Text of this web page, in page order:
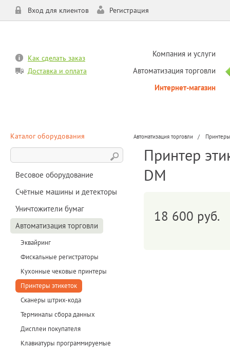
Вход для клиентов Регистрация
Как сделать заказ
Доставка и оплата
Компания и услуги
Автоматизация торговли
Интернет-магазин
Каталог оборудования
Весовое оборудование
Счётные машины и детекторы
Уничтожители бумаг
Автоматизация торговли
Эквайринг
Фискальные регистраторы
Кухонные чековые принтеры
Принтеры этикеток
Сканеры штрих-кода
Терминалы сбора данных
Дисплеи покупателя
Клавиатуры программируемые
Автоматизация торговли
Принтер
DM
18 600 руб.